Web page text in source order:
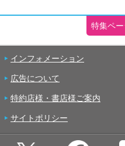
特集ペ
インフォメーション
広告について
特約店様・書店様ご案内
サイトポリシー